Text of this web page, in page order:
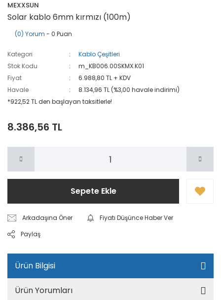
MEXXSUN
Solar kablo 6mm kırmızı (100m)
(0) Yorum - 0 Puan
Kategori
Kablo Çeşitleri
Stok Kodu
m_KB006.00SKMX.K01
Fiyat
6.988,80 TL + KDV
Havale
8.134,96 TL (%3,00 havale indirimi)
*922,52 TL den başlayan taksitlerle!
8.386,56 TL
Sepete Ekle
Arkadaşına Öner
Fiyatı Düşünce Haber Ver
Paylaş
Ürün Bilgisi
Ürün Yorumları